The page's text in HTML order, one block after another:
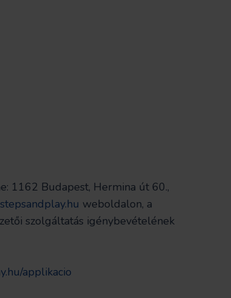
1162 Budapest, Hermina út 60.,
weboldalon, a
szolgáltatás igénybevételének
applikacio